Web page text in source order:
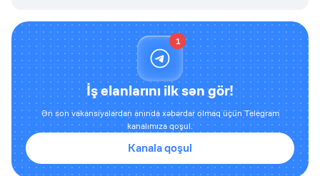
1
İş elanlarını ilk sən gör!
Ən son vakansiyalardan anında xəbərdar olmaq üçün Telegram
kanalımıza qoşul.
Kanala qoşul